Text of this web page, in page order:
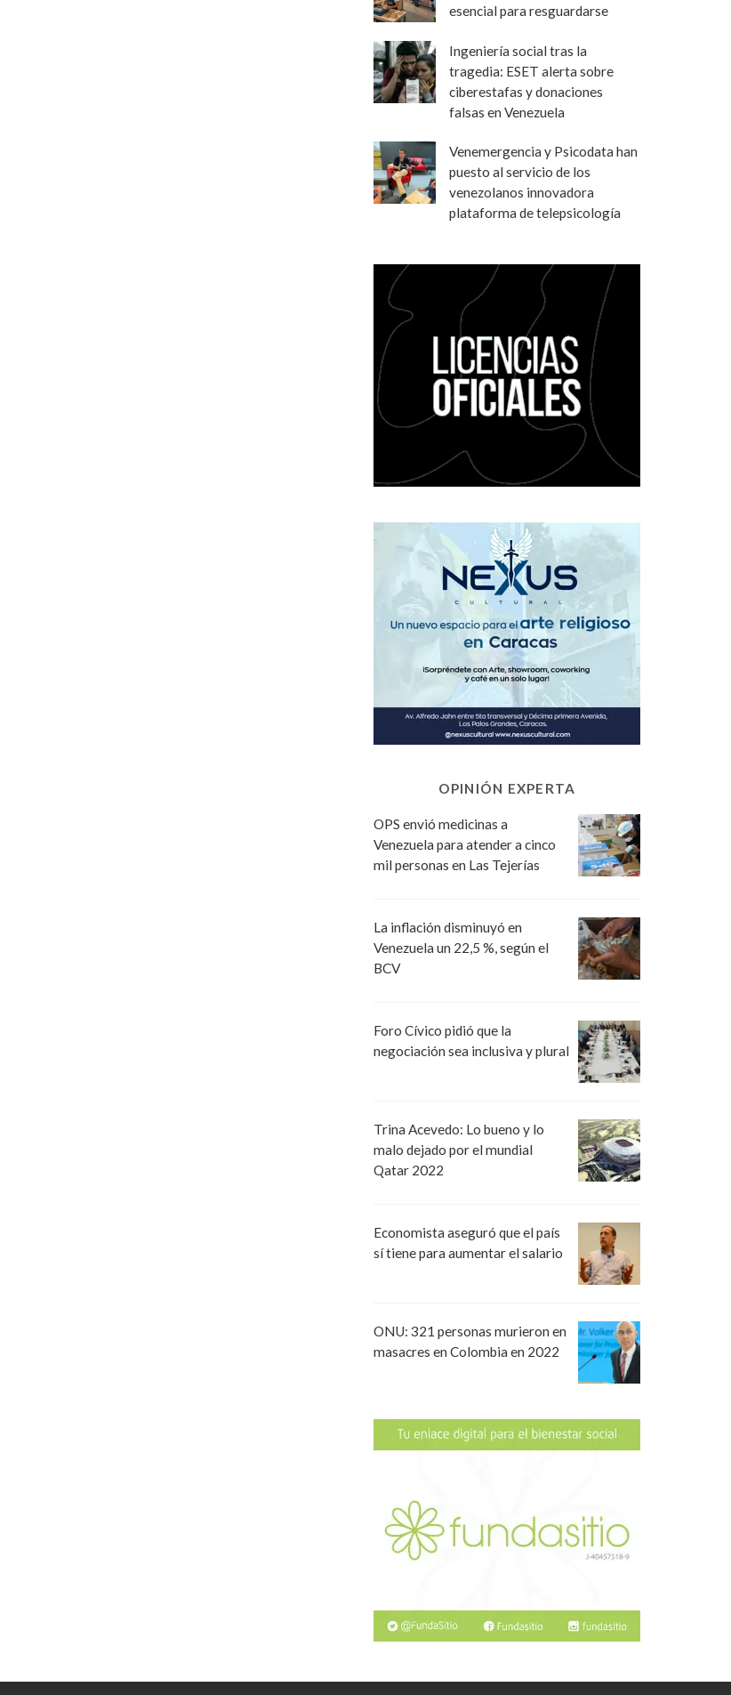
esencial para resguardarse
Ingeniería social tras la
tragedia: ESET alerta sobre
ciberestafas y donaciones
falsas en Venezuela
Venemergencia y Psicodata han
puesto al servicio de los
venezolanos innovadora
plataforma de telepsicología
OPINIÓN EXPERTA
OPS envió medicinas a
Venezuela para atender a cinco
mil personas en Las Tejerías
La inflación disminuyó en
Venezuela un 22,5 %, según el
BCV
Foro Cívico pidió que la
negociación sea inclusiva y plural
Trina Acevedo: Lo bueno y lo
malo dejado por el mundial
Qatar 2022
Economista aseguró que el país
sí tiene para aumentar el salario
ONU: 321 personas murieron en
masacres en Colombia en 2022